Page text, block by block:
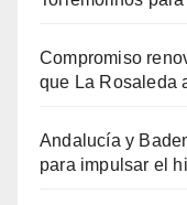
Compromiso
que La Rosaleda
Andalucía y
para impulsar el